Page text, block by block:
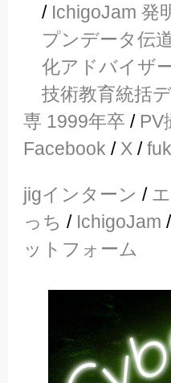
/ IchigoJam 発
プンデータ伝
化アドバイザ
技術教育統括
専 1999年卒 / PV
Facebook / X /
jigインターン /
っち / IchigoJam /
ットフォーム